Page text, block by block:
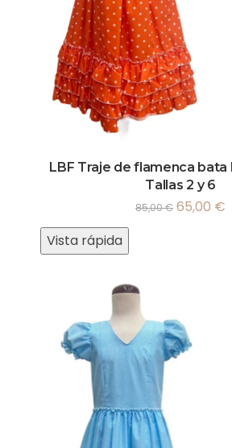
LBF Traje de flamenca bata
Tallas 2 y 6
85,00€ 65,00 €
Vista rápida